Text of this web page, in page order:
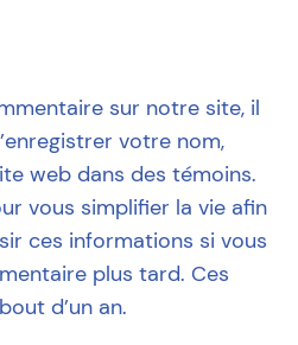
sur notre site, il
votre nom,
web dans des témoins.
vous simplifier la vie afin
ces informations si vous
plus tard. Ces
d’un an.